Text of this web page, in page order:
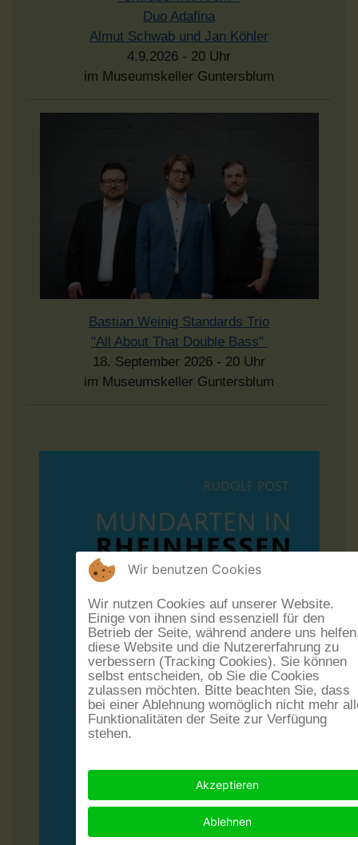
Duo Adafina
Almut Schwab und Jan Köhler
4.9.2026 - 20 Uhr
im Museumskeller Guntersblum
Bastian Weinig Standards Trio
"All About That Double Bass"
18. September 2026 - 20 Uhr
im Museumskeller Guntersblum
Wir benutzen Cookies
Wir nutzen Cookies auf unserer Website.
Einige von ihnen sind essenziell für den
Betrieb der Seite, während andere uns
diese Website und die Nutzererfahrung zu
verbessern (Tracking Cookies). Sie können
selbst entscheiden, ob Sie die Cookies
zulassen möchten. Bitte beachten Sie, dass
bei einer Ablehnung womöglich nicht mehr
Funktionalitäten der Seite zur Verfügung
stehen.
Akzeptieren
Ablehnen